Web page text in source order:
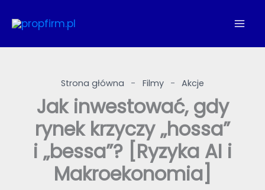
do
Strona główna - Filmy - Akcje
Jak inwestować, gdy
rynek krzyczy „hossa”
i „bessa”? [Ryzyka AI i
Makroekonomia]